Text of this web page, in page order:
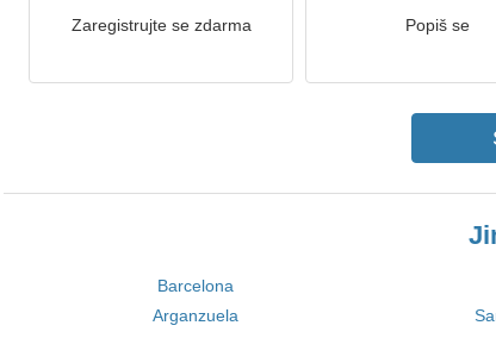
Zaregistrujte se zdarma Popiš se
Barcelona
Arganzuela